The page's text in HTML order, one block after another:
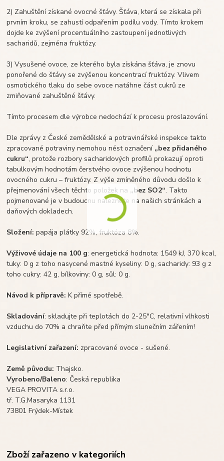
2) Zahuštění získané ovocné šťávy. Šťáva, která se získala při
prvním kroku, se zahustí odpařením podílu vody. Tímto krokem
dojde ke zvýšení procentuálního zastoupení jednotlivých
sacharidů, zejména fruktózy.
3) Vysušené ovoce, ze kterého byla získána šťáva, je znovu
ponořené do šťávy se zvýšenou koncentrací fruktózy. Vlivem
osmotického tlaku do sebe ovoce natáhne část cukrů ze
zmiňované zahuštěné šťávy.
Tímto procesem dle výrobce nedochází k procesu proslazování.
Dle zprávy z České zemědělské a potravinářské inspekce takto
zpracované potraviny nemohou nést označení „bez přidaného
cukru“, protože rozbory sacharidových profilů prokazují oproti
tabulkovým hodnotám čerstvého ovoce zvýšenou hodnotu
ovocného cukru – fruktózy. Z výše zmíněného důvodu došlo k
přejmenování všech těchto položek na „bez SO2“. Takto
pojmenované je v budoucnu naleznete na našich stránkách a
daňových dokladech.
Složení: papája plátky 92%, fruktóza 8%.
Výživové údaje na 100 g: energetická hodnota: 1549 kJ, 370 kcal,
tuky: 0 g z toho nasycené mastné kyseliny: 0 g, sacharidy: 93 g z
toho cukry: 42 g, bílkoviny: 0 g, sůl: 0 g.
Návod k přípravě:K přímé spotřebě.
Skladování: skladujte při teplotách do 2-25°C, relativní vlhkosti
vzduchu do 70% a chraňte před přímým slunečním zářením!
Legislativní zařazení: zpracované ovoce - sušené.
Země původu: Thajsko.
Vyrobeno/Baleno: Česká republika
VEGA PROVITA s.r.o.
tř. T.G.Masaryka 1131
73801 Frýdek-Místek
Zboží zařazeno v kategoriích